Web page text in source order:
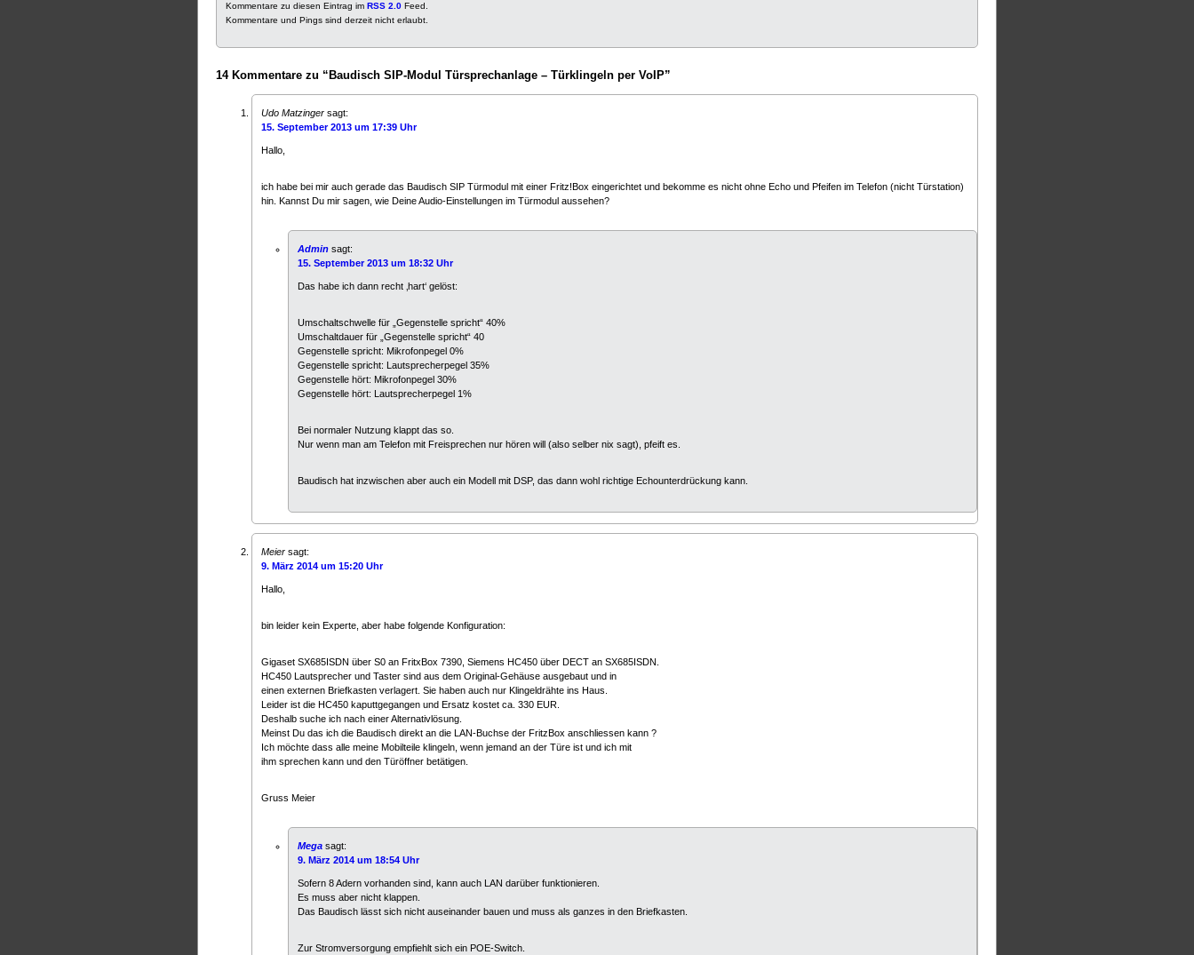
Kommentare zu diesen Eintrag im RSS 2.0 Feed.
Kommentare und Pings sind derzeit nicht erlaubt.
14 Kommentare zu “Baudisch SIP-Modul Türsprechanlage – Türklingeln per VoIP”
Udo Matzinger sagt:
15. September 2013 um 17:39 Uhr
Hallo,
ich habe bei mir auch gerade das Baudisch SIP Türmodul mit einer Fritz!Box eingerichtet und bekomme es nicht ohne Echo und Pfeifen im Telefon (nicht Türstation)
hin. Kannst Du mir sagen, wie Deine Audio-Einstellungen im Türmodul aussehen?
Admin sagt:
15. September 2013 um 18:32 Uhr
Das habe ich dann recht ‚hart‘ gelöst:
Umschaltschwelle für „Gegenstelle spricht“ 40%
Umschaltdauer für „Gegenstelle spricht“ 40
Gegenstelle spricht: Mikrofonpegel 0%
Gegenstelle spricht: Lautsprecherpegel 35%
Gegenstelle hört: Mikrofonpegel 30%
Gegenstelle hört: Lautsprecherpegel 1%
Bei normaler Nutzung klappt das so.
Nur wenn man am Telefon mit Freisprechen nur hören will (also selber nix sagt), pfeift es.
Baudisch hat inzwischen aber auch ein Modell mit DSP, das dann wohl richtige Echounterdrückung kann.
Meier sagt:
9. März 2014 um 15:20 Uhr
Hallo,
bin leider kein Experte, aber habe folgende Konfiguration:
Gigaset SX685ISDN über S0 an FritxBox 7390, Siemens HC450 über DECT an SX685ISDN.
HC450 Lautsprecher und Taster sind aus dem Original-Gehäuse ausgebaut und in
einen externen Briefkasten verlagert. Sie haben auch nur Klingeldrähte ins Haus.
Leider ist die HC450 kaputtgegangen und Ersatz kostet ca. 330 EUR.
Deshalb suche ich nach einer Alternativlösung.
Meinst Du das ich die Baudisch direkt an die LAN-Buchse der FritzBox anschliessen kann ?
Ich möchte dass alle meine Mobilteile klingeln, wenn jemand an der Türe ist und ich mit
ihm sprechen kann und den Türöffner betätigen.
Gruss Meier
Mega sagt:
9. März 2014 um 18:54 Uhr
Sofern 8 Adern vorhanden sind, kann auch LAN darüber funktionieren.
Es muss aber nicht klappen.
Das Baudisch lässt sich nicht auseinander bauen und muss als ganzes in den Briefkasten.
Zur Stromversorgung empfiehlt sich ein POE-Switch.